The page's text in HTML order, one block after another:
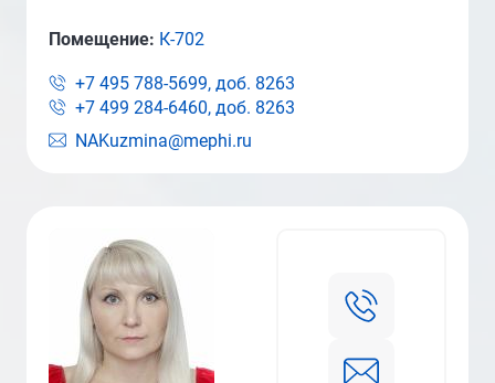
NAKuzmina@mephi.ru
Помещение: К-702
+7 495 788-5699, доб. 8263
+7 499 284-6460, доб. 8263